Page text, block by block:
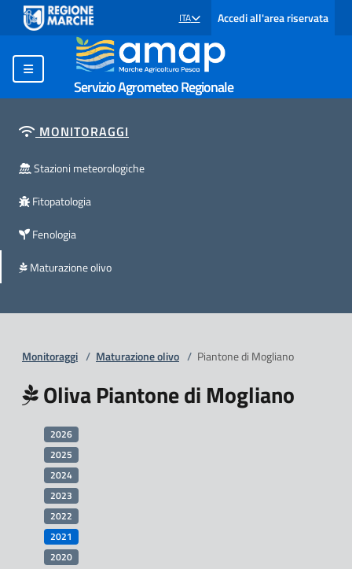
SELEZIONE LINGUA: LINGUA SELEZIONATA
ITA Accedi all'area riservata
Servizio Agrometeo Regionale
MONITORAGGI
Stazioni meteorologiche
Fitopatologia
Fenologia
Maturazione olivo
Monitoraggi / Maturazione olivo / Piantone di Mogliano
Oliva Piantone di Mogliano
2026
2025
2024
2023
2022
2021
2020